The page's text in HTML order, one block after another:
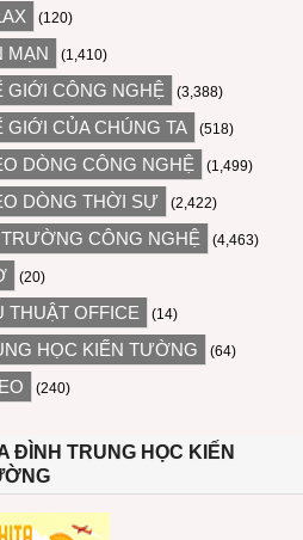
(120)
MẠN (1,410)
GIỚI CÔNG NGHỆ (3,388)
GIỚI CỦA CHÚNG TA (518)
DÒNG CÔNG NGHỆ (1,499)
DÒNG THỜI SỰ (2,422)
CÔNG NGHỆ (4,463)
(20)
THUẬT OFFICE (14)
HỌC KIẾN TƯỜNG (64)
(240)
ĐÌNH TRUNG HỌC KIẾN